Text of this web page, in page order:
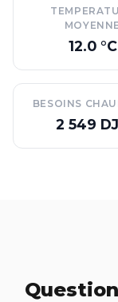
MOYENNE
12.0 °C
BESOINS
2 549